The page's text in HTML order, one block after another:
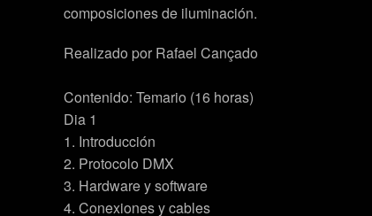
composiciones de iluminación.
Realizado por Rafael Cançado
Contenido: Temario (16 horas)
Dia 1
1. Introducción
2. Protocolo DMX
3. Hardware y software
4. Conexiones y cables